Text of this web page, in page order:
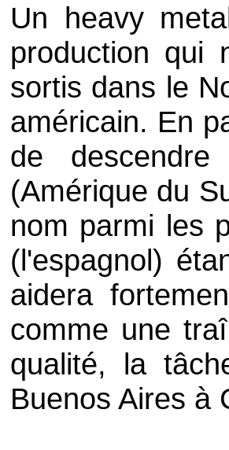
Un heavy
production qui
sortis dans le
américain. En
de
(Amérique du
nom parmi les
(l'espagnol)
aidera
comme une
qualité, la
Buenos Aires à